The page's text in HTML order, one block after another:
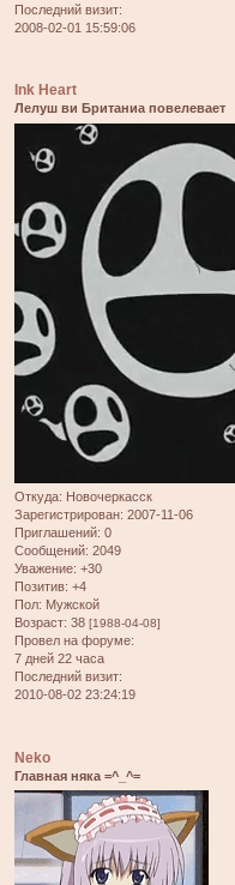
Последний визит:
2008-02-01 15:59:06
Ink Heart
Лелуш ви Британиа повелевает
Откуда: Новочеркасск
Зарегистрирован: 2007-11-06
Приглашений: 0
Сообщений: 2049
Уважение: +30
Позитив: +4
Пол: Мужской
Возраст: 38 [1988-04-08]
Провел на форуме:
7 дней 22 часа
Последний визит:
2010-08-02 23:24:19
Neko
Главная няка =^_^=